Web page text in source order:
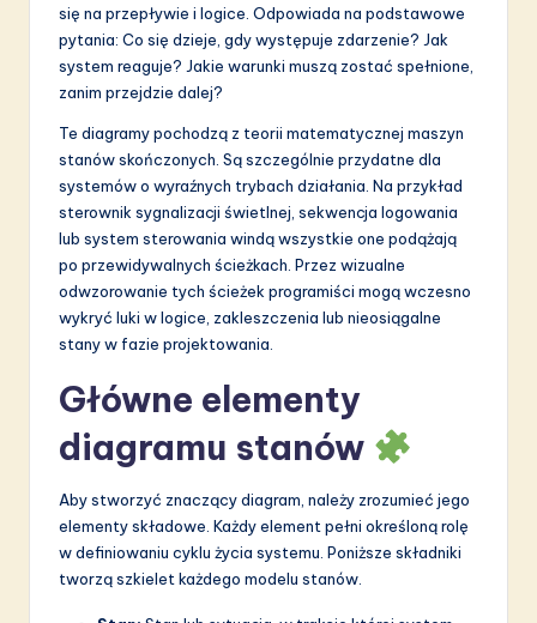
o
ti
o
się na przepływie i logice. Odpowiada na podstawowe
pytania: Co się dzieje, gdy występuje zdarzenie? Jak
system reaguje? Jakie warunki muszą zostać spełnione,
zanim przejdzie dalej?
Te diagramy pochodzą z teorii matematycznej maszyn
stanów skończonych. Są szczególnie przydatne dla
systemów o wyraźnych trybach działania. Na przykład
sterownik sygnalizacji świetlnej, sekwencja logowania
lub system sterowania windą wszystkie one podążają
po przewidywalnych ścieżkach. Przez wizualne
odwzorowanie tych ścieżek programiści mogą wczesno
wykryć luki w logice, zakleszczenia lub nieosiągalne
stany w fazie projektowania.
Główne elementy
diagramu stanów
Aby stworzyć znaczący diagram, należy zrozumieć jego
elementy składowe. Każdy element pełni określoną rolę
w definiowaniu cyklu życia systemu. Poniższe składniki
tworzą szkielet każdego modelu stanów.